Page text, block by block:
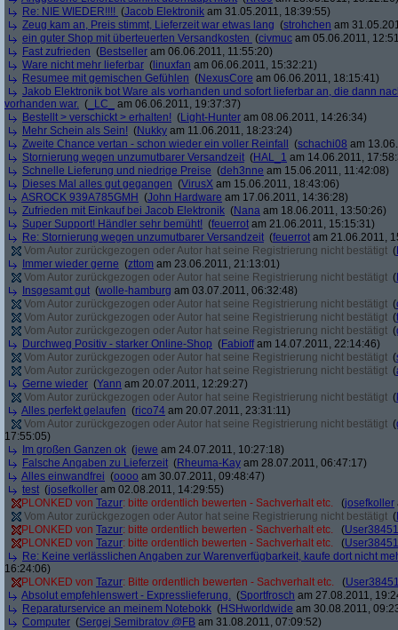
Re: NIE WIEDER!!!! (Jacob Elektronik am 31.05.2011, 18:39:55)
Zeug kam an, Preis stimmt, Lieferzeit war etwas lang (strohchen am
ein guter Shop mit überteuerten Versandkosten (civmuc am 05.06.2011,
Fast zufrieden (Bestseller am 06.06.2011, 11:55:20)
Ware nicht mehr lieferbar ( linuxfan am 06.06.2011, 15:32:21)
Resumee mit gemischen Gefühlen (NexusCore am 06.06.2011, 18:15:41)
Jakob Elektronik bot Ware als vorhanden und sofort lieferbar an, die dann
vorhanden war. ( _LC_
am 06.06.2011, 19:37:37)
Bestellt > verschickt > erhalten! (Light-Hunter am 08.06.2011, 14:26:34)
Mehr Schein als Sein! (Nukky am 11.06.2011, 18:23:24)
Zweite Chance vertan - schon wieder ein voller Reinfall
(schachi08 am
Stornierung wegen unzumutbarer Versandzeit (HAL_1 am 14.06.2011,
Schnelle Lieferung und niedrige Preise (deh3nne am 15.06.2011, 11:42:08)
Dieses Mal alles gut gegangen (VirusX am 15.06.2011, 18:43:06)
ASROCK 939A785GMH (John Hardware am 17.06.2011, 14:36:28)
Zufrieden mit Einkauf bei Jacob Elektronik (Nana am 18.06.2011, 13:50:26)
Super Support! Händler sehr bemüht! (feuerrot am 21.06.2011, 15:15:31)
Re: Stornierung wegen unzumutbarer Versandzeit (feuerrot am 21.06.2011,
Vom Autor zurückgezogen oder Autor hat seine Registrierung nicht bestätigt (
Immer wieder gerne (zttom am 23.06.2011, 21:13:01)
Vom Autor zurückgezogen oder Autor hat seine Registrierung nicht bestätigt (
Insgesamt gut (wolle-hamburg am 03.07.2011, 06:32:48)
Vom Autor zurückgezogen oder Autor hat seine Registrierung nicht bestätigt (
Vom Autor zurückgezogen oder Autor hat seine Registrierung nicht bestätigt (
Vom Autor zurückgezogen oder Autor hat seine Registrierung nicht bestätigt (
Durchweg Positiv - starker Online-Shop (Fabioffam 14.07.2011, 22:14:46)
Vom Autor zurückgezogen oder Autor hat seine Registrierung nicht bestätigt (
Vom Autor zurückgezogen oder Autor hat seine Registrierung nicht bestätigt (
Gerne wieder (Yann am 20.07.2011, 12:29:27)
Vom Autor zurückgezogen oder Autor hat seine Registrierung nicht bestätigt (
Alles perfekt gelaufen (rico74 am 20.07.2011, 23:31:11)
Vom Autor zurückgezogen oder Autor hat seine Registrierung nicht bestätigt (
17:55:05)
Im großen Ganzen ok (jewe am 24.07.2011, 10:27:18)
Falsche Angaben zu Lieferzeit (Rheuma-Kay am 28.07.2011, 06:47:17)
Alles einwandfrei (oooo am 30.07.2011, 09:48:47)
test (josefkoller am 02.08.2011, 14:29:55)
PLONKED von Tazur: bitte ordentlich bewerten - Sachverhalt etc. (josefkoller
Vom Autor zurückgezogen oder Autor hat seine Registrierung nicht bestätigt (
PLONKED von Tazur: bitte ordentlich bewerten - Sachverhalt etc. (
PLONKED von Tazur: bitte ordentlich bewerten - Sachverhalt etc. (
Re: Keine verlässlichen Angaben zur Warenverfügbarkeit, kaufe dort nicht
16:24:06)
PLONKED von Tazur: Bitte ordentlich bewerten - Sachverhalt etc. (
Absolut empfehlenswert - Expresslieferung. (Sportfrosch am 27.08.2011,
Reparaturservice an meinem Notebokk (HSHworldwide am 30.08.2011,
Computer (Sergej Semibratov @FB am 31.08.2011, 07:09:52)